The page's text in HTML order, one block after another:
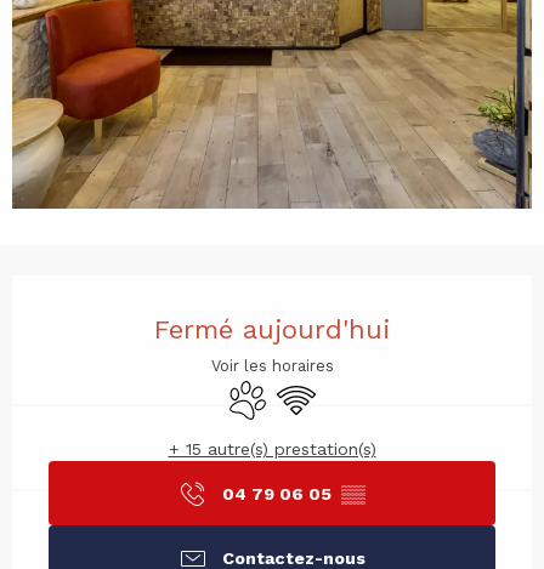
Fermé aujourd'hui
Voir les horaires
Animaux acceptés
WiFi
+ 15 autre(s) prestation(s)
04 79 06 05 ▒▒
Contactez-nous